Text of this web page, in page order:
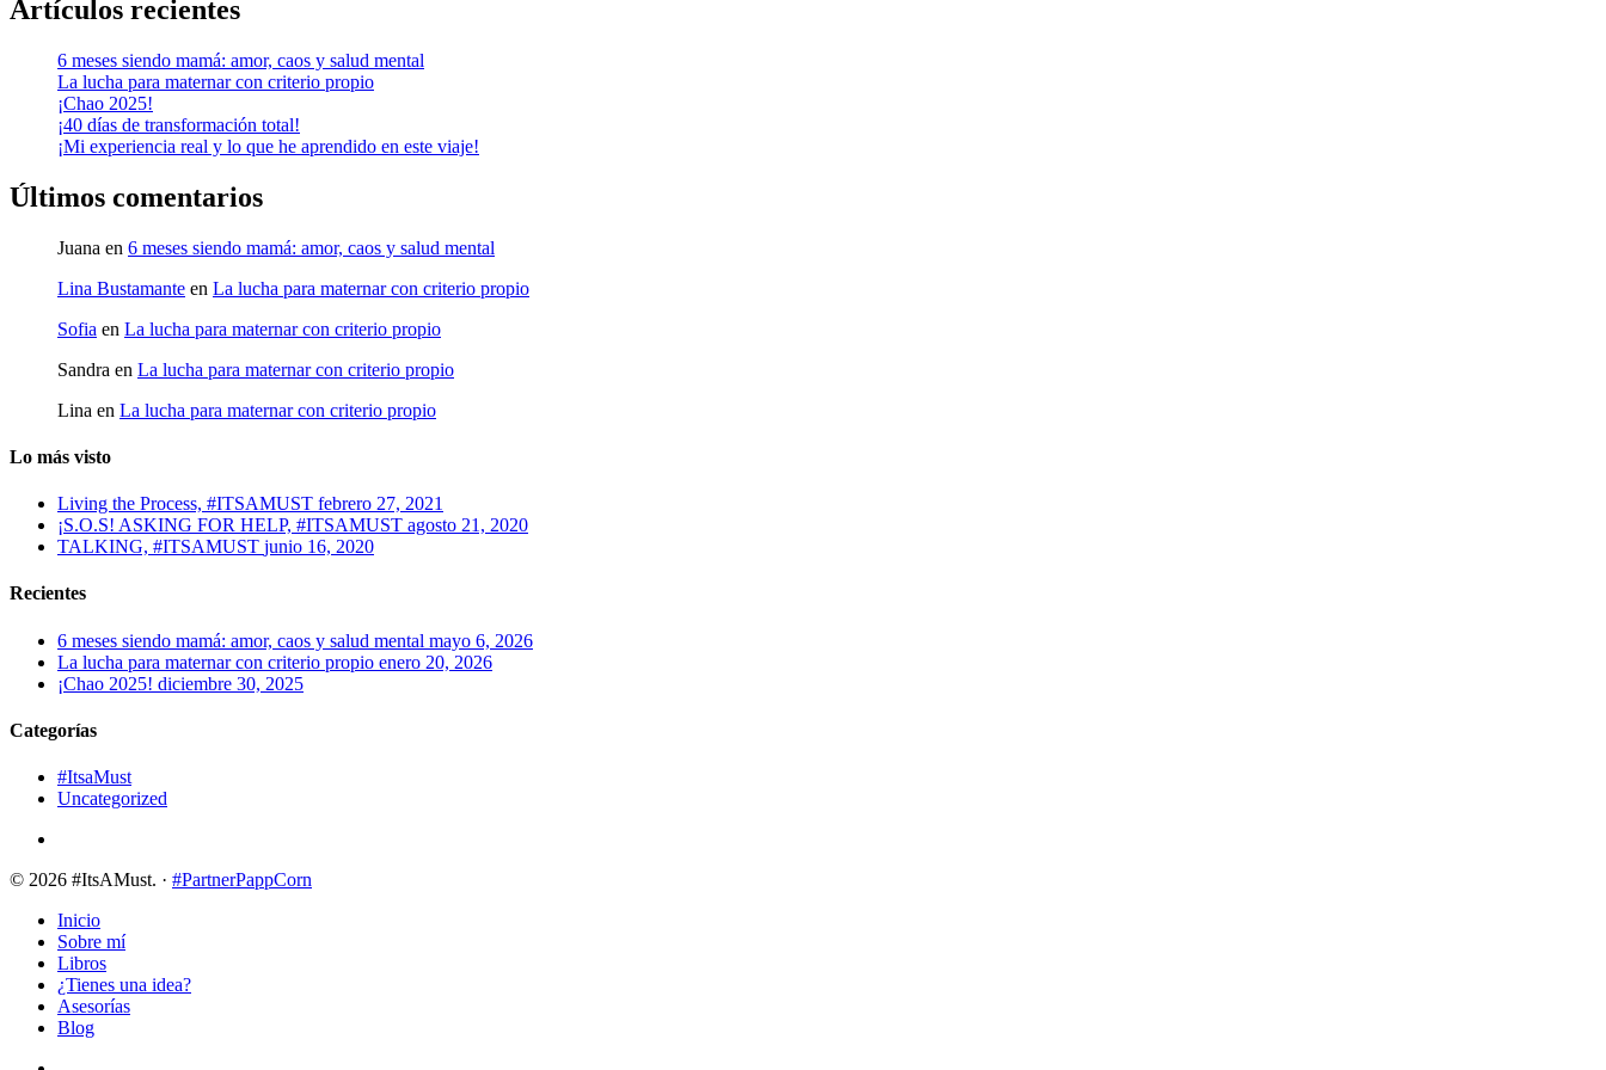
Artículos recientes
6 meses siendo mamá: amor, caos y salud mental
La lucha para maternar con criterio propio
¡Chao 2025!
¡40 días de transformación total!
¡Mi experiencia real y lo que he aprendido en este viaje!
Últimos comentarios
Juana en 6 meses siendo mamá: amor, caos y salud mental
Lina Bustamante en La lucha para maternar con criterio propio
Sofia en La lucha para maternar con criterio propio
Sandra en La lucha para maternar con criterio propio
Lina en La lucha para maternar con criterio propio
Lo más visto
Living the Process, #ITSAMUST febrero 27, 2021
¡S.O.S! ASKING FOR HELP, #ITSAMUST agosto 21, 2020
TALKING, #ITSAMUST junio 16, 2020
Recientes
6 meses siendo mamá: amor, caos y salud mental mayo 6, 2026
La lucha para maternar con criterio propio enero 20, 2026
¡Chao 2025! diciembre 30, 2025
Categorías
#ItsaMust
Uncategorized
© 2026 #ItsAMust. · #PartnerPappCorn
Close
Menu
Inicio
Sobre mí
Libros
¿Tienes una idea?
Asesorías
Blog